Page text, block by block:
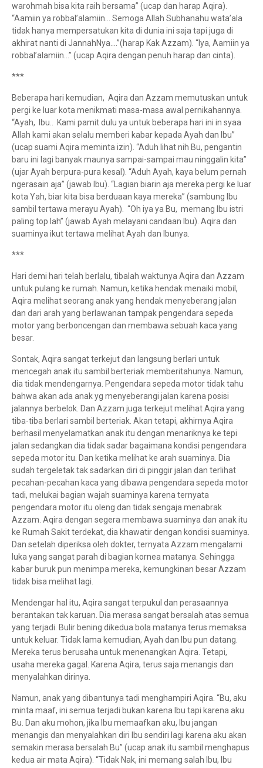
warohmah bisa kita raih bersama” (ucap dan harap Aqira).
“Aamiin ya robbal’alamiin… Semoga Allah Subhanahu wata’ala
tidak hanya mempersatukan kita di dunia ini saja tapi juga di
akhirat nanti di JannahNya….”(harap Kak Azzam). “Iya, Aamiin ya
robbal’alamiin…” (ucap Aqira dengan penuh harap dan cinta).
***
Beberapa hari kemudian, Aqira dan Azzam memutuskan untuk
pergi ke luar kota menikmati masa-masa awal pernikahannya.
“Ayah, Ibu.. Kami pamit dulu ya untuk beberapa hari ini in syaa
Allah kami akan selalu memberi kabar kepada Ayah dan Ibu”
(ucap suami Aqira meminta izin). “Aduh lihat nih Bu, pengantin
baru ini lagi banyak maunya sampai-sampai mau ninggalin kita”
(ujar Ayah berpura-pura kesal). “Aduh Ayah, kaya belum pernah
ngerasain aja” (jawab Ibu). “Lagian biarin aja mereka pergi ke luar
kota Yah, biar kita bisa berduaan kaya mereka” (sambung Ibu
sambil tertawa merayu Ayah). “Oh iya ya Bu, memang Ibu istri
paling top lah” (jawab Ayah melayani candaan Ibu). Aqira dan
suaminya ikut tertawa melihat Ayah dan Ibunya.
***
Hari demi hari telah berlalu, tibalah waktunya Aqira dan Azzam
untuk pulang ke rumah. Namun, ketika hendak menaiki mobil,
Aqira melihat seorang anak yang hendak menyeberang jalan
dan dari arah yang berlawanan tampak pengendara sepeda
motor yang berboncengan dan membawa sebuah kaca yang
besar.
Sontak, Aqira sangat terkejut dan langsung berlari untuk
mencegah anak itu sambil berteriak memberitahunya. Namun,
dia tidak mendengarnya. Pengendara sepeda motor tidak tahu
bahwa akan ada anak yg menyeberangi jalan karena posisi
jalannya berbelok. Dan Azzam juga terkejut melihat Aqira yang
tiba-tiba berlari sambil berteriak. Akan tetapi, akhirnya Aqira
berhasil menyelamatkan anak itu dengan menariknya ke tepi
jalan sedangkan dia tidak sadar bagaimana kondisi pengendara
sepeda motor itu. Dan ketika melihat ke arah suaminya. Dia
sudah tergeletak tak sadarkan diri di pinggir jalan dan terlihat
pecahan-pecahan kaca yang dibawa pengendara sepeda motor
tadi, melukai bagian wajah suaminya karena ternyata
pengendara motor itu oleng dan tidak sengaja menabrak
Azzam. Aqira dengan segera membawa suaminya dan anak itu
ke Rumah Sakit terdekat, dia khawatir dengan kondisi suaminya.
Dan setelah diperiksa oleh dokter, ternyata Azzam mengalami
luka yang sangat parah di bagian kornea matanya. Sehingga
kabar buruk pun menimpa mereka, kemungkinan besar Azzam
tidak bisa melihat lagi.
Mendengar hal itu, Aqira sangat terpukul dan perasaannya
berantakan tak karuan. Dia merasa sangat bersalah atas semua
yang terjadi. Bulir bening dikedua bola matanya terus memaksa
untuk keluar. Tidak lama kemudian, Ayah dan Ibu pun datang.
Mereka terus berusaha untuk menenangkan Aqira. Tetapi,
usaha mereka gagal. Karena Aqira, terus saja menangis dan
menyalahkan dirinya.
Namun, anak yang dibantunya tadi menghampiri Aqira. “Bu, aku
minta maaf, ini semua terjadi bukan karena Ibu tapi karena aku
Bu. Dan aku mohon, jika Ibu memaafkan aku, Ibu jangan
menangis dan menyalahkan diri Ibu sendiri lagi karena aku akan
semakin merasa bersalah Bu” (ucap anak itu sambil menghapus
kedua air mata Aqira). “Tidak Nak, ini memang salah Ibu, Ibu